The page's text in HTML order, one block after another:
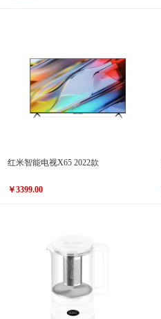
红米智能电视X65 2022款
￥3399.00